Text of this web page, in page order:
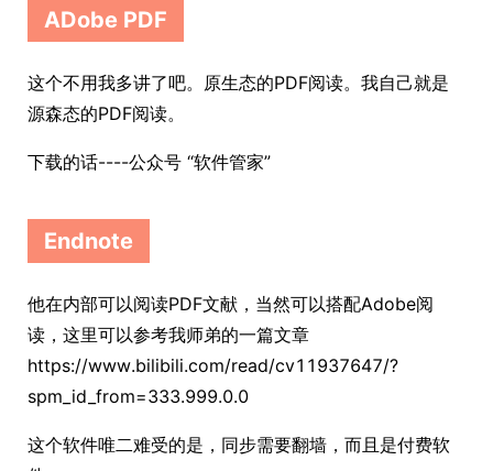
ADobe PDF
这个不用我多讲了吧。原生态的PDF阅读。我自己就是
源森态的PDF阅读。
下载的话----公众号 “软件管家”
Endnote
他在内部可以阅读PDF文献，当然可以搭配Adobe阅
读，这里可以参考我师弟的一篇文章
https://www.bilibili.com/read/cv11937647/?
spm_id_from=333.999.0.0
这个软件唯二难受的是，同步需要翻墙，而且是付费软